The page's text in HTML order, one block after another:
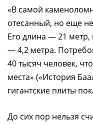
«В самой
отесанный, но еще
Его длина — 21
— 4,2 метра.
40 тысяч человек,
места» («История
гигантские плиты
До сих пор нельзя